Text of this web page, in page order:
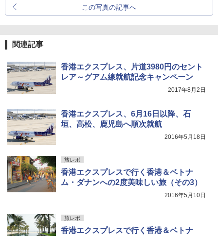
この写真の記事へ
関連記事
香港エクスプレス、片道3980円のセント
レア～グアム線就航記念キャンペーン
2017年8月2日
香港エクスプレス、6月16日以降、石
垣、高松、鹿児島へ順次就航
2016年5月18日
旅レポ
香港エクスプレスで行く香港＆ベトナ
ム・ダナンへの2度美味しい旅（その3）
2016年5月10日
旅レポ
香港エクスプレスで行く香港＆ベトナ